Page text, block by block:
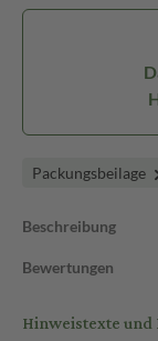
Packungsbeilage
Beschreibung
Bewertungen
Hinweistexte